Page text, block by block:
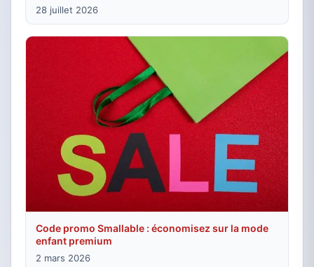
28 juillet 2026
Code promo Smallable : économisez sur la mode
enfant premium
2 mars 2026